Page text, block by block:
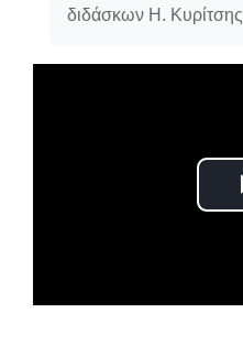
διδάσκων Η. Κυρίτσης